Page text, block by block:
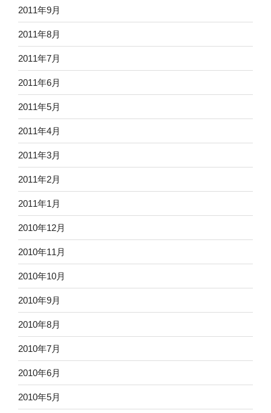
2011年9月
2011年8月
2011年7月
2011年6月
2011年5月
2011年4月
2011年3月
2011年2月
2011年1月
2010年12月
2010年11月
2010年10月
2010年9月
2010年8月
2010年7月
2010年6月
2010年5月